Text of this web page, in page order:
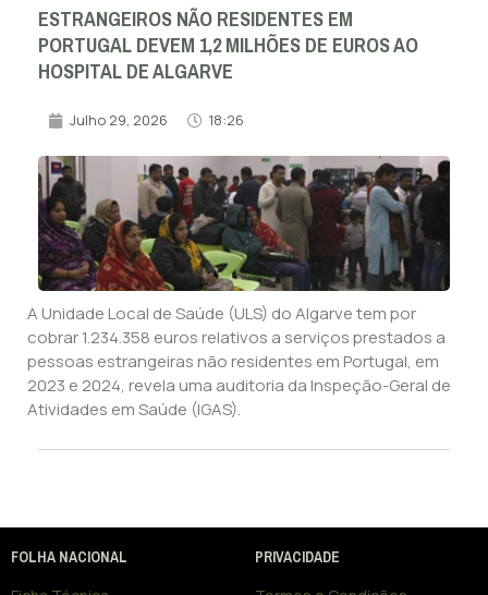
ESTRANGEIROS NÃO RESIDENTES EM
PORTUGAL DEVEM 1,2 MILHÕES DE EUROS AO
HOSPITAL DE ALGARVE
Julho 29, 2026 18:26
A Unidade Local de Saúde (ULS) do Algarve tem por
cobrar 1.234.358 euros relativos a serviços prestados a
pessoas estrangeiras não residentes em Portugal, em
2023 e 2024, revela uma auditoria da Inspeção-Geral de
Atividades em Saúde (IGAS).
FOLHA NACIONAL PRIVACIDADE